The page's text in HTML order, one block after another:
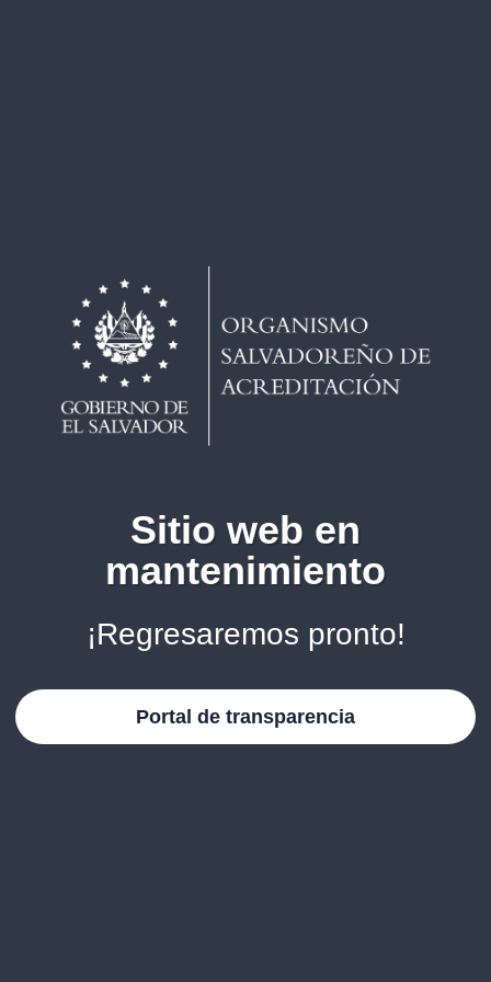
Sitio web en
mantenimiento
¡Regresaremos pronto!
Portal de transparencia